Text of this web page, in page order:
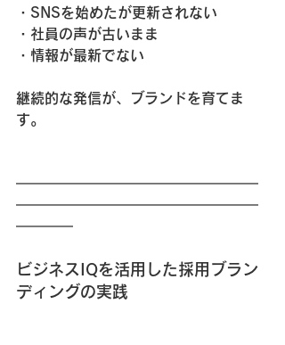
・SNSを始めたが更新されない
・社員の声が古いまま
・情報が最新でない
継続的な発信が、ブランドを育てま
す。
━━━━━━━━━━━━━━━━━
━━━━━━━━━━━━━━━━━
━━━━
ビジネスIQを活用した採用ブラン
ディングの実践